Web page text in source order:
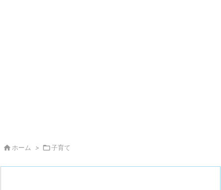
 ホーム > 子育て